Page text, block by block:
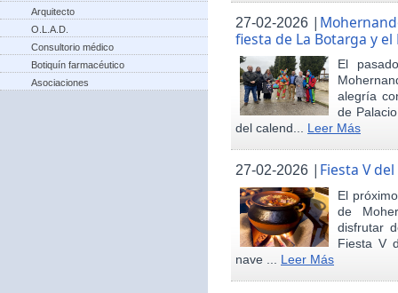
Arquitecto
O.L.A.D.
Consultorio médico
Botiquín farmacéutico
Asociaciones
27-02-2026 |
fiesta de La Botarga y
El
alegría
de
del calend... Leer Más
27-02-2026 | Fiesta V
El
de
disfrutar
Fiesta V
nave ... Leer Más